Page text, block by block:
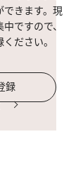
できます。現
ですので、
ださい。
録